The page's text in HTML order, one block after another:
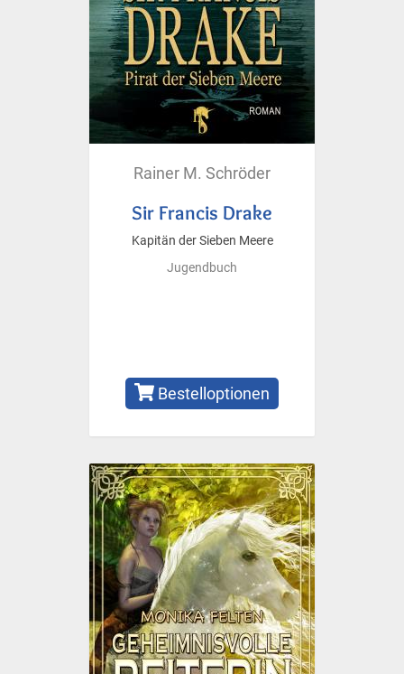
Rainer M. Schröder
Sir Francis Drake
Kapitän der Sieben Meere
Jugendbuch
Bestelloptionen